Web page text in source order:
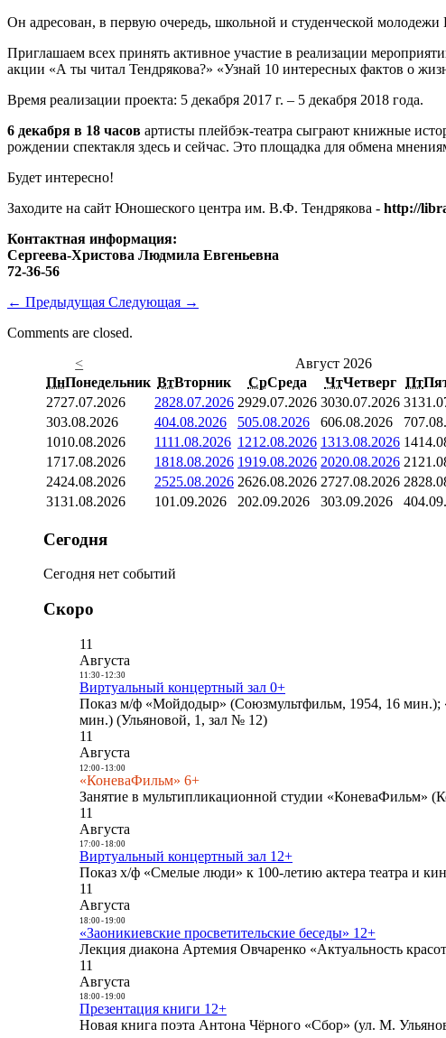
Он адресован, в первую очередь, школьной и студенческой
Приглашаем всех принять активное участие в реализации
акции «А ты читал Тендрякова?» «Узнай 10 интересных фактов о
Время реализации проекта: 5 декабря 2017 г. – 5 декабря 2018 года.
6 декабря в 18 часов артисты плейбэк-театра сыграют книжные
рождении спектакля здесь и сейчас. Это площадка для обмена
Будет интересно!
Заходите на сайт Юношеского центра им. В.Ф. Тендрякова - http://
Контактная информация:
Сергеева-Христова Людмила Евгеньевна
72-36-56
← Предыдущая Следующая →
Comments are closed.
<
Август 2026
ПнПонедельник ВтВторник СрСреда ЧтЧетверг Пт
2727.07.2026 2828.07.2026 2929.07.2026 3030.07.2026 31
303.08.2026 404.08.2026 505.08.2026 606.08.2026 7
1010.08.2026 1111.08.2026 1212.08.2026 1313.08.2026 14
1717.08.2026 1818.08.2026 1919.08.2026 2020.08.2026 21
2424.08.2026 2525.08.2026 2626.08.2026 2727.08.2026 28
3131.08.2026 101.09.2026 202.09.2026 303.09.2026 4
Сегодня
Сегодня нет событий
Скоро
11
Августа
11:30- 12:30
Виртуальный концертный зал 0+
Показ м/ф «Мойдодыр» (Союзмультфильм, 1954, 16 мин.);
мин.) (Ульяновой, 1, зал № 12)
11
Августа
12:00- 13:00
«КоневаФильм» 6+
Занятие в мультипликационной студии «КоневаФильм»
11
Августа
17:00- 18:00
Виртуальный концертный зал 12+
Показ х/ф «Смелые люди» к 100-летию актера театра и
11
Августа
18:00- 19:00
«Заоникиевские просветительские беседы» 12+
Лекция диакона Артемия Овчаренко «Актуальность
11
Августа
18:00- 19:00
Презентация книги 12+
Новая книга поэта Антона Чёрного «Сбор» (ул. М.